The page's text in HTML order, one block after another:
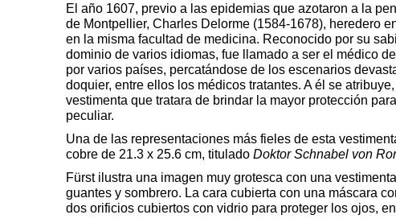
El año 1607, previo a las epidemias que azotaron a la
de Montpellier, Charles Delorme (1584-1678), heredero
en la misma facultad de medicina. Reconocido por su
dominio de varios idiomas, fue llamado a ser el médico
por varios países, percatándose de los escenarios
doquier, entre ellos los médicos tratantes. A él se
vestimenta que tratara de brindar la mayor protección
peculiar.
Una de las representaciones más fieles de esta
cobre de 21.3 x 25.6 cm, titulado Doktor Schnabel von
Fürst ilustra una imagen muy grotesca con una
guantes y sombrero. La cara cubierta con una máscara
dos orificios cubiertos con vidrio para proteger los ojos,